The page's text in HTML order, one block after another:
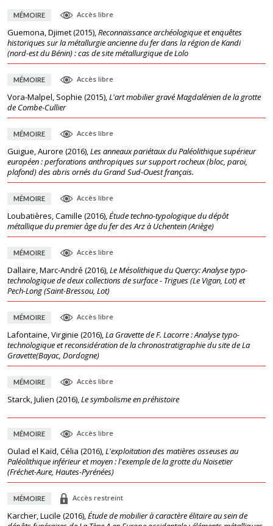
MÉMOIRE Accès libre
Guemona, Djimet(2015),Reconnaissance archéologique et enquêtes
historiques sur la métallurgie ancienne du fer dans la région de Kandi
(nord-est du Bénin) : cas de site métallurgique de Lolo
MÉMOIRE Accès libre
Vora-Malpel, Sophie (2015),L'art mobilier gravé Magdalénien de la grotte
de Combe-Cullier
MÉMOIRE Accès libre
Guigue, Aurore (2016),Les anneaux pariétaux du Paléolithique supérieur
européen : perforations anthropiques sur support rocheux (bloc, paroi,
plafond) des abris ornés du Grand Sud-Ouest français.
MÉMOIRE Accès libre
Loubatières, Camille (2016),Étude techno-typologique du dépôt
métallique du premier âge du fer des Arz à Uchentein (Ariège)
MÉMOIRE Accès libre
Dallaire, Marc-André (2016),Le Mésolithique du Quercy: Analyse typo-
technologique de deux collections de surface - Trigues (Le Vigan, Lot) et
Pech-Long (Saint-Bressou, Lot)
MÉMOIRE Accès libre
Lafontaine, Virginie (2016),La Gravette de F. Lacorre : Analyse typo-
technologique et reconsidération de la chronostratigraphie du site de La
Gravette(Bayac, Dordogne)
MÉMOIRE Accès libre
Starck, Julien (2016),Le symbolisme en préhistoire
MÉMOIRE Accès libre
Oulad el Kaïd, Célia (2016),L'exploitation des matières osseuses au
Paléolithique inférieur et moyen : l'exemple de la grotte du Noisetier
(Fréchet-Aure, Hautes-Pyrénées)
MÉMOIRE Accès restreint
Karcher, Lucile (2016),Étude de mobilier à caractère élitaire au sein de